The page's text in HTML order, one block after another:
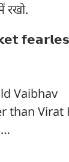
रखो.
Vaibhav
than Virat